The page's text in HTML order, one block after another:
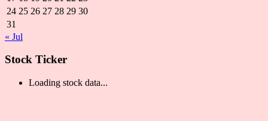
24 25 26 27 28 29 30
31
« Jul
Stock Ticker
Loading stock data...